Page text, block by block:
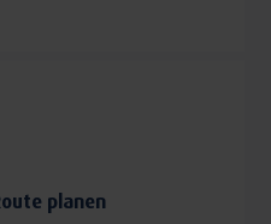
Anpassungsfähigkeit
planen